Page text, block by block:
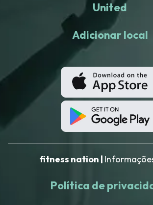
United
Adicionar local
fitness nation |
Política de